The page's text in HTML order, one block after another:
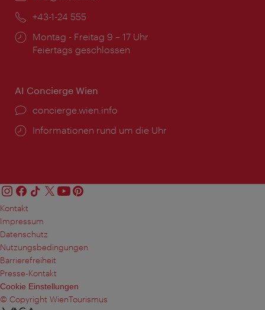
Telefon:
+43-1-24 555
Öffnungszeiten:
Montag - Freitag 9 – 17 Uhr
Feiertags geschlossen
AI Concierge Wien
Ort:
concierge.wien.info
Öffnungszeiten:
Informationen rund um die Uhr
Kontakt
Impressum
Datenschutz
Nutzungsbedingungen
Barrierefreiheit
Presse-Kontakt
Cookie Einstellungen
© Copyright WienTourismus